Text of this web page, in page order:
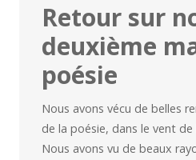
Retour sur
deuxième
poésie
Nous avons vécu de belles
de la poésie, dans le vent de
Nous avons vu de beaux